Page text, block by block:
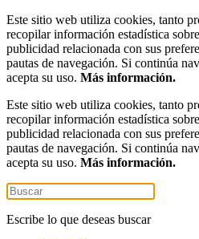
Este sitio web utiliza cookies, tanto
recopilar información estadística
publicidad relacionada con sus
pautas de navegación. Si continúa
acepta su uso. Más información.
Este sitio web utiliza cookies, tanto
recopilar información estadística
publicidad relacionada con sus
pautas de navegación. Si continúa
acepta su uso. Más información.
Escribe lo que deseas buscar